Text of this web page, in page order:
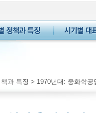
과 특징 > 1970년대: 중화학